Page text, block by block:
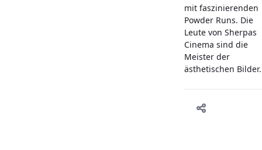
mit faszinierenden
Powder Runs. Die
Leute von Sherpas
Cinema sind die
Meister der
ästhetischen Bilder.